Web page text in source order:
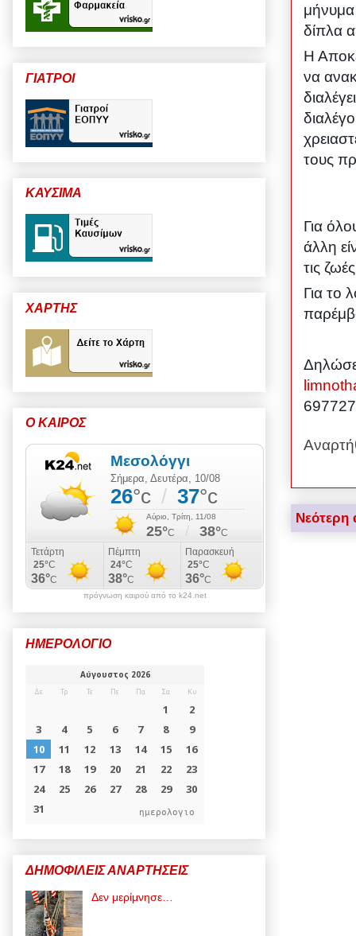
δίπλα
Η
να
τους
Για
άλλη
τις
Για το
Νεότερη
ΓΙΑΤΡΟΙ
ΚΑΥΣΙΜΑ
ΧΑΡΤΗΣ
Ο ΚΑΙΡΟΣ
πρόγνωση καιρού από το k24.net
ΗΜΕΡΟΛΟΓΙΟ
ημερολογιο
ΔΗΜΟΦΙΛΕΙΣ ΑΝΑΡΤΗΣΕΙΣ
Δεν μερίμνησε…